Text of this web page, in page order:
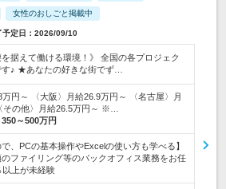
女性のおしごと掲載中
定日：2026/09/10
を据えて働ける環境！》 全国の各プロジェク
す♪ ★あなたの好きな街でず…
万円～ 〈大阪〉月給26.9万円～ 〈名古屋〉月
その他〉月給26.5万円～ ※…
350～500万円
で、PCの基本操作やExcelの使い方も学べる】
ファイリング等のバックオフィス業務をお任
上が未経験